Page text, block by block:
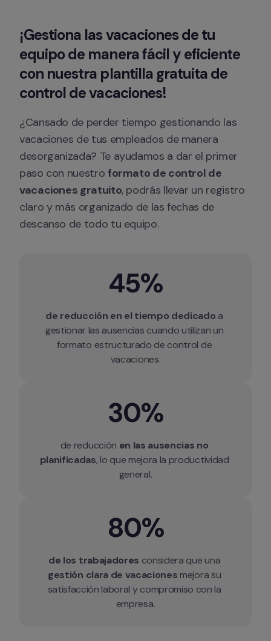
¡Gestiona las vacaciones de tu
equipo de manera fácil y eficiente
con nuestra plantilla gratuita de
control de vacaciones!
¿Cansado de perder tiempo gestionando las
vacaciones de tus empleados de manera
desorganizada? Te ayudamos a dar el primer
paso con nuestro formato de control de
vacaciones gratuito, podrás llevar un registro
claro y más organizado de las fechas de
descanso de todo tu equipo.
45%
de reducción en el tiempo dedicado a
gestionar las ausencias cuando utilizan un
formato estructurado de control de
vacaciones.
30%
de reducción en las ausencias no
planificadas, lo que mejora la productividad
general.
80%
de los trabajadores
gestión clara de vacaciones mejora su
satisfacción laboral y compromiso con la
empresa.